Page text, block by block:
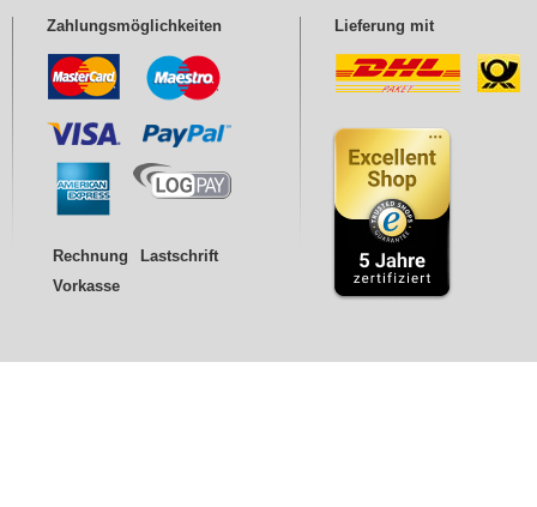
Zahlungsmöglichkeiten
Rechnung
Lastschrift
Vorkasse
Lieferung mit